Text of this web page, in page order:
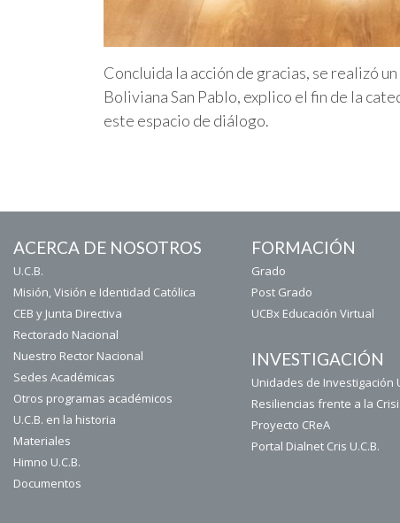
Concluida la acción de gracias, se realizó
Boliviana San Pablo, explico el fin de la
este espacio de diálogo.
ACERCA DE NOSOTROS
U.C.B.
Misión, Visión e Identidad Católica
CEB y Junta Directiva
Rectorado Nacional
Nuestro Rector Nacional
Sedes Académicas
Otros programas académicos
U.C.B. en la historia
Materiales
Himno U.C.B.
Documentos
FORMACIÓN
Grado
Post Grado
UCBx Educación Virtual
INVESTIGACIÓN
Unidades de Investigación
Resiliencias frente a la
Proyecto CReA
Portal Dialnet Cris U.C.B.